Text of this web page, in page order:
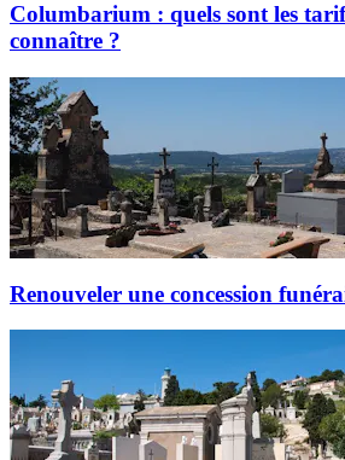
Columbarium : quels sont les
connaître ?
Renouveler une concession